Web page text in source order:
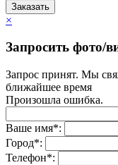
Заказать
×
Запросить фото/
Запрос принят. Мы
ближайшее время
Произошла ошибка.
Ваше имя*:
Город*:
Телефон*: